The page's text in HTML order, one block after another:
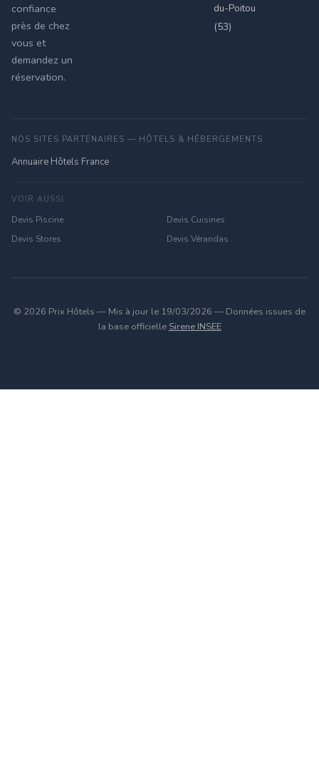
confiance
près de chez
vous et
demandez un
réservation.
du-Poitou
(53)
NOS SITES PARTENAIRES — HÔTELS & HÉBERGEMENTS
Annuaire Hôtels France
VOIR AUSSI
Devis Piscine
Devis Cuisines
Devis Stores
Devis Vérandas
© 2026 Prix Hôtels — Mis à jour le 19/03/2026 — Données issues de
la base officielle Sirene INSEE